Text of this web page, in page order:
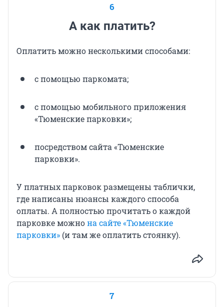
6
А как платить?
Оплатить можно несколькими способами:
с помощью паркомата;
с помощью мобильного приложения
«Тюменские парковки»;
посредством сайта «Тюменские
парковки».
У платных парковок размещены таблички,
где написаны нюансы каждого способа
оплаты. А полностью прочитать о каждой
парковке можнона сайте «Тюменские
парковки» (и там же оплатить стоянку).
7